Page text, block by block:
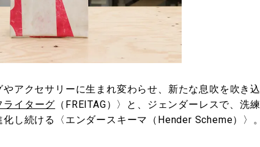
アクセサリーに生まれ変わらせ、新たな息吹を吹き込
ライターグ （FREITAG）〉と、ジェンダーレスで、洗練
し続ける〈エンダースキーマ（Hender Scheme）〉。